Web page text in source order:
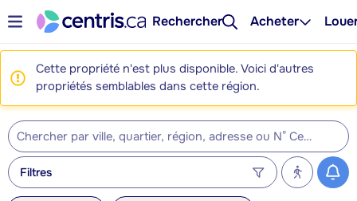
Rechercher Acheter
Cette propriété n'est plus disponible. Voici d'autres
propriétés semblables dans cette région.
Filtres